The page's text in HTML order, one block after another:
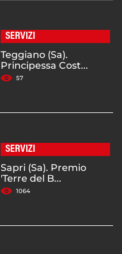
SERVIZI
Teggiano (Sa).
Principessa Cost...
57
SERVIZI
Sapri (Sa). Premio
'Terre del B...
1064